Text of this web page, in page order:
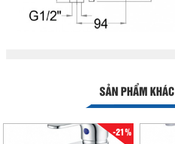
SẢN PHẨM KHÁC
-21%